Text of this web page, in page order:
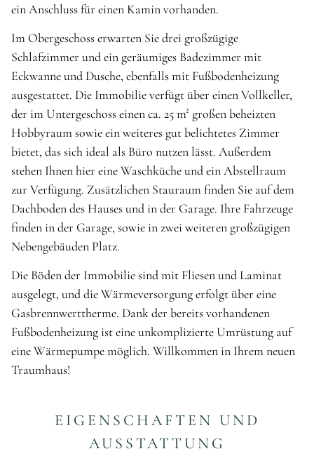
ein Anschluss für einen Kamin vorhanden.
Im Obergeschoss erwarten Sie drei großzügige
Schlafzimmer und ein geräumiges Badezimmer mit
Eckwanne und Dusche, ebenfalls mit Fußbodenheizung
ausgestattet. Die Immobilie verfügt über einen Vollkeller,
der im Untergeschoss einen ca. 25 m² großen beheizten
Hobbyraum sowie ein weiteres gut belichtetes Zimmer
bietet, das sich ideal als Büro nutzen lässt. Außerdem
stehen Ihnen hier eine Waschküche und ein Abstellraum
zur Verfügung. Zusätzlichen Stauraum finden Sie auf dem
Dachboden des Hauses und in der Garage. Ihre Fahrzeuge
finden in der Garage, sowie in zwei weiteren großzügigen
Nebengebäuden Platz.
Die Böden der Immobilie sind mit Fliesen und Laminat
ausgelegt, und die Wärmeversorgung erfolgt über eine
Gasbrennwerttherme. Dank der bereits vorhandenen
Fußbodenheizung ist eine unkomplizierte Umrüstung auf
eine Wärmepumpe möglich. Willkommen in Ihrem neuen
Traumhaus!
EIGENSCHAFTEN UND
AUSSTATTUNG